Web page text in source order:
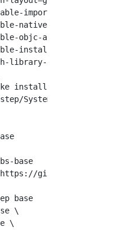
importing-config-file
native-objc-exceptions
objc-arc \
install-ld-so-conf \
library-combo=ng-gnu-gnu
install \
System/Library/
base
github.com/
base
\
\